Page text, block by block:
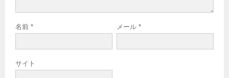
名前 * メール *
サイト